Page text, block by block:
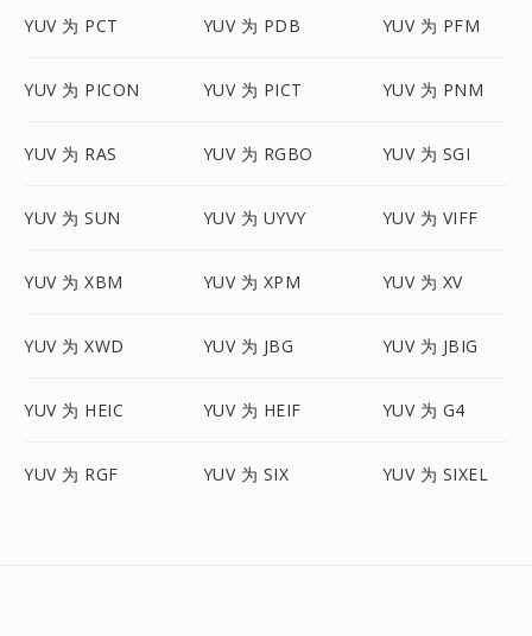
YUV 为 PCT YUV 为 PDB YUV 为 PFM
YUV 为 PICON YUV 为 PICT YUV 为 PNM
YUV 为 RAS YUV 为 RGBO YUV 为 SGI
YUV 为 SUN YUV 为 UYVY YUV 为 VIFF
YUV 为 XBM YUV 为 XPM YUV 为 XV
YUV 为 XWD YUV 为 JBG YUV 为 JBIG
YUV 为 HEIC YUV 为 HEIF YUV 为 G4
YUV 为 RGF YUV 为 SIX YUV 为 SIXEL